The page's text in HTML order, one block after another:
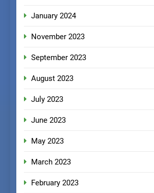
January 2024
November 2023
September 2023
August 2023
July 2023
June 2023
May 2023
March 2023
February 2023